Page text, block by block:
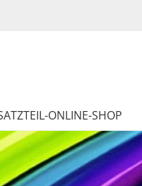
ONLINE-SHOP